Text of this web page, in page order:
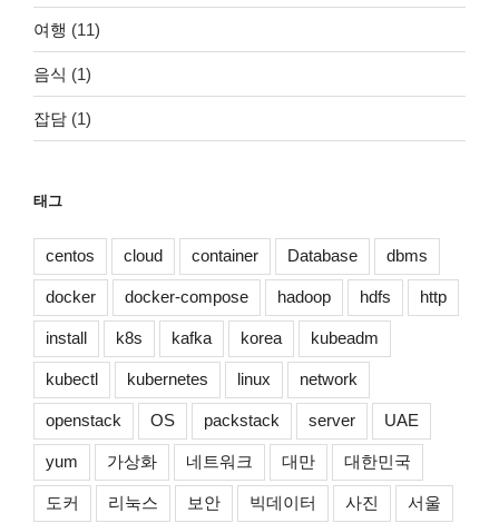
여행 (11)
음식 (1)
잡담 (1)
태그
centos cloud container Database dbms
docker docker-compose hadoop hdfs http
install k8s kafka korea kubeadm
kubectl kubernetes linux network
openstack OS packstack server UAE
yum 가상화 네트워크 대만 대한민국
도커 리눅스 보안 빅데이터 사진 서울